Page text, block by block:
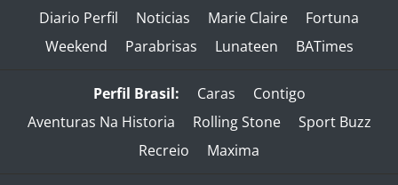
Diario Perfil Noticias Marie Claire
Fortuna
Weekend
Parabrisas Lunateen BATimes
Perfil Brasil: Caras
Contigo
Aventuras Na Historia
Rolling Stone
Sport Buzz
Recreio
Maxima